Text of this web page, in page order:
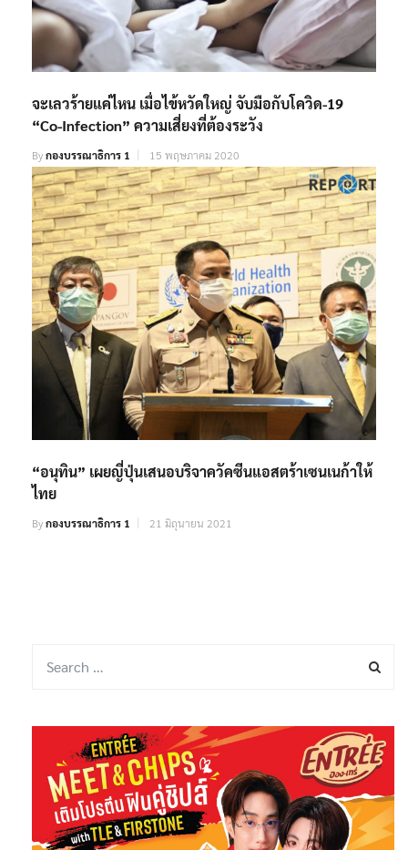
จะเลวร้ายแค่ไหน เมื่อไข้หวัดใหญ่ จับมือกับโควิด-19
“Co-Infection” ความเสี่ยงที่ต้องระวัง
Byกองบรรณาธิการ 1 15 พฤษภาคม 2020
“อนุทิน” เผยญี่ปุ่นเสนอบริจาควัคซีนแอสตร้าเซนเนก้าให้
ไทย
Byกองบรรณาธิการ 1 21 มิถุนายน 2021